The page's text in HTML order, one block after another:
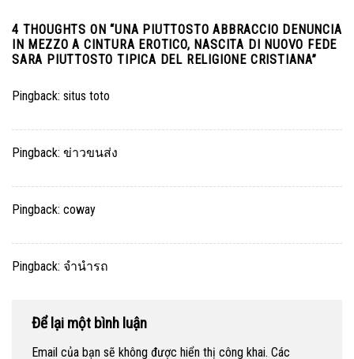
4 THOUGHTS ON “UNA PIUTTOSTO ABBRACCIO DENUNCIA
IN MEZZO A CINTURA EROTICO, NASCITA DI NUOVO FEDE
SARA PIUTTOSTO TIPICA DEL RELIGIONE CRISTIANA”
Pingback: situs toto
Pingback: ข่าวขนส่ง
Pingback: coway
Pingback: จำนำรถ
Để lại một bình luận
Email của bạn sẽ không được hiển thị công khai. Các